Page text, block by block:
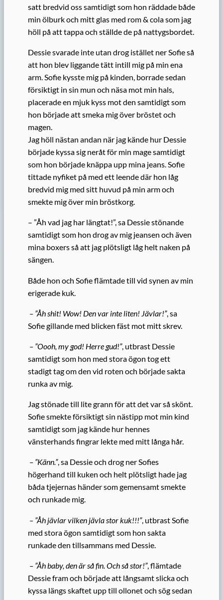
satt bredvid oss samtidigt som hon räddade både
min ölburk och mitt glas med rom & cola som jag
höll på att tappa och ställde de på nattygsbordet.
Dessie svarade inte utan drog istället ner Sofie så
att hon blev liggande tätt intill mig på min ena
arm. Sofie kysste mig på kinden, borrade sedan
försiktigt in sin mun och näsa mot min hals,
placerade en mjuk kyss mot den samtidigt som
hon började att smeka mig över bröstet och
magen.
Jag höll nästan andan när jag kände hur Dessie
började kyssa sig neråt för min mage samtidigt
som hon började knäppa upp mina jeans. Sofie
tittade nyfiket på med ett leende där hon låg
bredvid mig med sitt huvud på min arm och
smekte mig över min bröstkorg.
– ”Åh vad jag har längtat!”, sa Dessie stönande
samtidigt som hon drog av mig jeansen och även
mina boxers så att jag plötsligt låg helt naken på
sängen.
Både hon och Sofie flämtade till vid synen av min
erigerade kuk.
– ”Åh shit! Wow! Den var inte liten! Jävlar!”, sa
Sofie gillande med blicken fäst mot mitt skrev.
– ”Oooh, my god! Herre gud!”, utbrast Dessie
samtidigt som hon med stora ögon tog ett
stadigt tag om den vid roten och började sakta
runka av mig.
Jag stönade till lite grann för att det var så skönt.
Sofie smekte försiktigt sin nästipp mot min kind
samtidigt som jag kände hur hennes
vänsterhands fingrar lekte med mitt långa hår.
– ”Känn.”, sa Dessie och drog ner Sofies
högerhand till kuken och helt plötsligt hade jag
båda tjejernas händer som gemensamt smekte
och runkade mig.
– ”Åh jävlar vilken jävla stor kuk!!!”, utbrast Sofie
med stora ögon samtidigt som hon sakta
runkade den tillsammans med Dessie.
– ”Åh baby, den är så fin. Och så stor!”, flämtade
Dessie fram och började att långsamt slicka och
kyssa längs skaftet upp till ollonet och sög sedan